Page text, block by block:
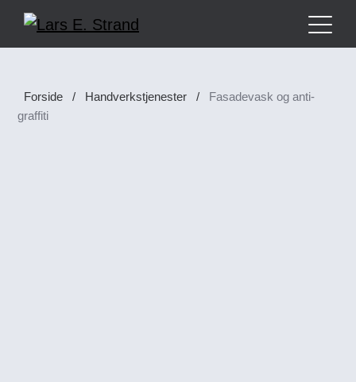
Om oss
Håndverkstjenester
Forside / Handverkstjenester /
Fasadevask og anti-
graffiti